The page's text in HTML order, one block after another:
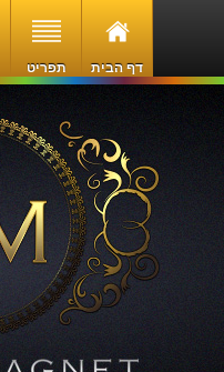
דף הבית תפריט